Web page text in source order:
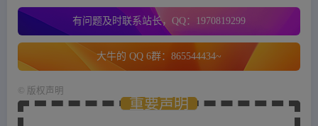
有问题及时联系站长，QQ：1970819299
大牛的 QQ 6群：865544434~
版权声明
重要声明